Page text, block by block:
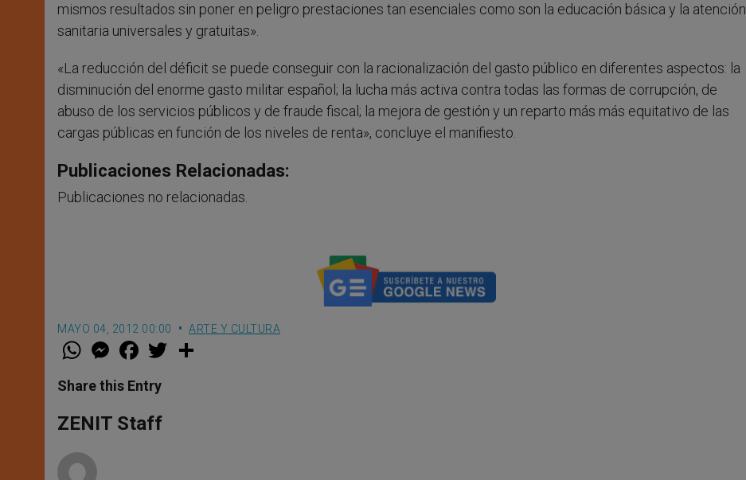
mismos resultados sin poner en peligro prestaciones tan esenciales como son la educación básica y la atención
sanitaria universales y gratuitas».
«La reducción del déficit se puede conseguir con la racionalización del gasto público en diferentes aspectos: la
disminución del enorme gasto militar español; la lucha más activa contra todas las formas de corrupción, de
abuso de los servicios públicos y de fraude fiscal; la mejora de gestión y un reparto más más equitativo de las
cargas públicas en función de los niveles de renta», concluye el manifiesto.
Publicaciones Relacionadas:
Publicaciones no relacionadas.
MAYO 04, 2012 00:00 ARTE Y CULTURA
W
t
s
p
p
M
e
s
e
g
e
F
a
e
b
o
k
w
Share this Entry
ZENIT Staff